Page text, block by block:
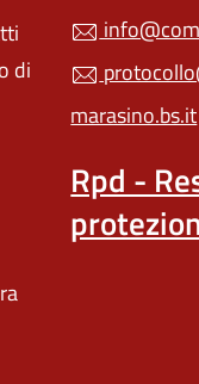
di
marasino.bs.it
Rpd -